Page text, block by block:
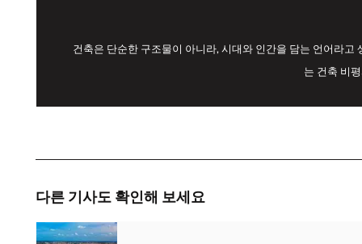
건축은 단순한 구조물이 아니라, 시대와 인간을 담는 언어라
는 건축 비
다른 기사도 확인해 보세요